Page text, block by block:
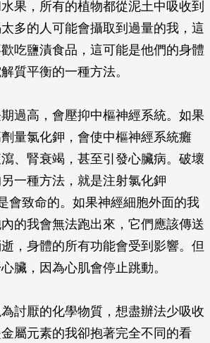
果，所有的植物都從泥土中吸收到
多的人可能會攝取到過量的我，這
吃鹽漬食品，這可能是他們的身體
質平衡的一種方法。
過高，會壓抑中樞神經系統。如果
量氯化鉀，會使中樞神經系統癱
、腎衰竭，甚至引發心臟病。破壞
一種方法，就是注射氯化鉀
會致命的。如果神經細胞外面的我
的我會無法跑出來，它們應該傳送
，身體的所有功能會受到影響。但
臟，因為心肌會停止跳動。
討厭的化學物質，想盡辦法少吸收
屬元素的我卻抱著完全不同的看